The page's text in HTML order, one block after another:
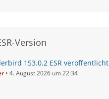
Version
153.0.2 ESR veröffentlicht
4. August 2026 um 22:34